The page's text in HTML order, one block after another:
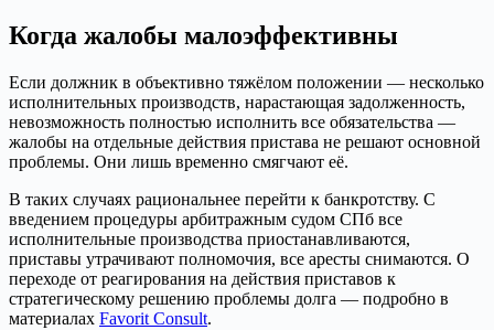
Когда жалобы малоэффективны
Если должник в объективно тяжёлом положении — несколько
исполнительных производств, нарастающая задолженность,
невозможность полностью исполнить все обязательства —
жалобы на отдельные действия пристава не решают основной
проблемы. Они лишь временно смягчают её.
В таких случаях рациональнее перейти к банкротству. С
введением процедуры арбитражным судом СПб все
исполнительные производства приостанавливаются,
приставы утрачивают полномочия, все аресты снимаются. О
переходе от реагирования на действия приставов к
стратегическому решению проблемы долга — подробно в
материалах Favorit Consult.